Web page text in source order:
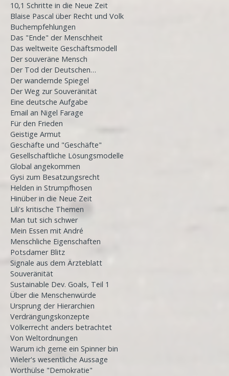
10,1 Schritte in die Neue Zeit
Blaise Pascal über Recht und Volk
Buchempfehlungen
Das "Ende" der Menschheit
Das weltweite Geschäftsmodell
Der souveräne Mensch
Der Tod der Deutschen…
Der wandernde Spiegel
Der Weg zur Souveränität
Eine deutsche Aufgabe
Email an Nigel Farage
Für den Frieden
Geistige Armut
Geschäfte und "Geschäfte"
Gesellschaftliche Lösungsmodelle
Global angekommen
Gysi zum Besatzungsrecht
Helden in Strumpfhosen
Hinüber in die Neue Zeit
Lili's kritische Themen
Man tut sich schwer
Mein Essen mit André
Menschliche Eigenschaften
Potsdamer Blitz
Signale aus dem Ärzteblatt
Souveränität
Sustainable Dev. Goals, Teil 1
Über die Menschenwürde
Ursprung der Hierarchien
Verdrängungskonzepte
Völkerrecht anders betrachtet
Von Weltordnungen
Warum ich gerne ein Spinner bin
Wieler's wesentliche Aussage
Worthülse "Demokratie"